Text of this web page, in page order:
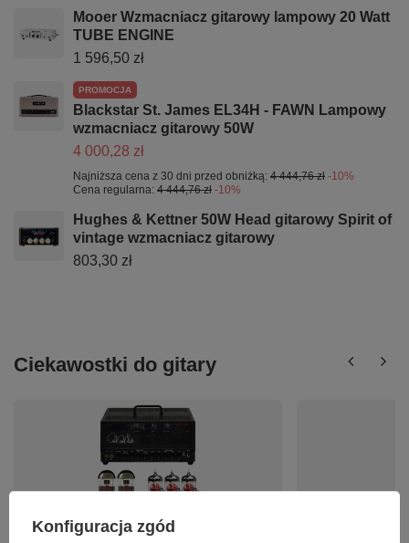
Mooer Wzmacniacz gitarowy lampowy 20 Watt
TUBE ENGINE
1 596,50 zł
PROMOCJA
Blackstar St. James EL34H - FAWN Lampowy
wzmacniacz gitarowy 50W
4 000,28 zł
Najniższa cena z 30 dni przed obniżką: 4 444,76 zł -10%
Cena regularna: 4 444,76 zł -10%
Hughes & Kettner 50W Head gitarowy Spirit of
vintage wzmacniacz gitarowy
803,30 zł
Ciekawostki do gitary
Konfiguracja zgód